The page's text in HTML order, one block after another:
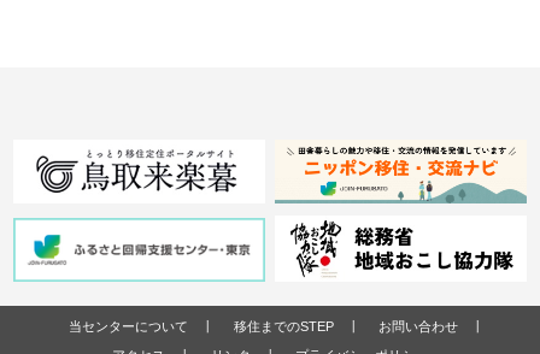
当センターについて 移住までのSTEP
お問い合わせ